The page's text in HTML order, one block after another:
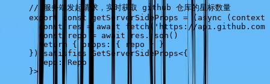
// 服务端发起请求，实时获取 github 仓库的星标数量
export
const getServerSideProps = ( async ( context
  const
res = await fetch ( 'https://
  const
repo = await res . json ()
  return
{ props : { repo } }
}) satisfies GetServerSideProps<{
  repo
: Repo
}>